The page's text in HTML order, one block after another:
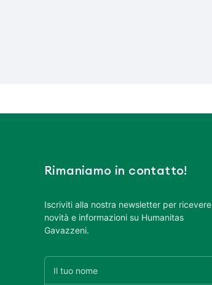
Rimaniamo in contatto!
Iscriviti alla nostra newsletter per ricevere
novità e informazioni su Humanitas
Gavazzeni.